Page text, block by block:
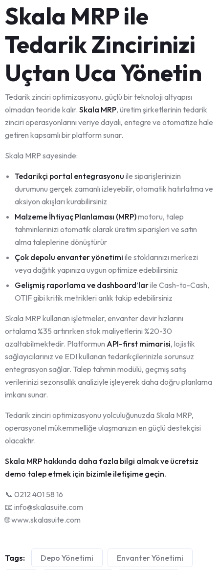
Skala MRP ile
Tedarik Zincirinizi
Uçtan Uca Yönetin
Tedarik zinciri optimizasyonu, güçlü bir teknoloji altyapısı
olmadan teoride kalır. Skala MRP, üretim şirketlerinin tedarik
zinciri operasyonlarını veriye dayalı, entegre ve otomatize hale
getiren kapsamlı bir platform sunar.
Skala MRP sayesinde:
Tedarikçi portal entegrasyonu ile siparişlerinizin
durumunu gerçek zamanlı izleyebilir, otomatik hatırlatma ve
aksiyon akışları kurabilirsiniz
Malzeme İhtiyaç Planlaması (MRP)motoru, talep
tahminlerinizi otomatik olarak üretim siparişleri ve satın
alma taleplerine dönüştürür
Çok depolu envanter yönetimi ile stoklarınızı merkezi
veya dağıtık yapınıza uygun optimize edebilirsiniz
Gelişmiş raporlama ve dashboard’larile Cash-to-Cash,
OTIF gibi kritik metrikleri anlık takip edebilirsiniz
Skala MRP kullanan işletmeler, envanter devir hızlarını
ortalama %35 artırırken stok maliyetlerini %20-30
azaltabilmektedir. Platformun API-first mimarisi, lojistik
sağlayıcılarınız ve EDI kullanan tedarikçilerinizle sorunsuz
entegrasyon sağlar. Talep tahmin modülü, geçmiş satış
verilerinizi sezonsallık analiziyle işleyerek daha doğru planlama
imkanı sunar.
Tedarik zinciri optimizasyonu yolculuğunuzda Skala MRP,
operasyonel mükemmelliğe ulaşmanızın en güçlü destekçisi
olacaktır.
Skala MRP hakkında daha fazla bilgi almak ve ücretsiz
demo talep etmek için bizimle iletişime geçin.
📞 0212 401 58 16
📧 info@skalasuite.com
🌐 www.skalasuite.com
Tags: Depo Yönetimi Envanter Yönetimi